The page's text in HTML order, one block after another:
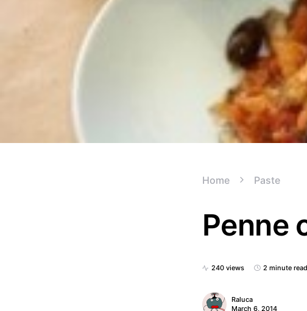
Home Paste
Penne
240 views 2 minute read
Raluca
March 6, 2014